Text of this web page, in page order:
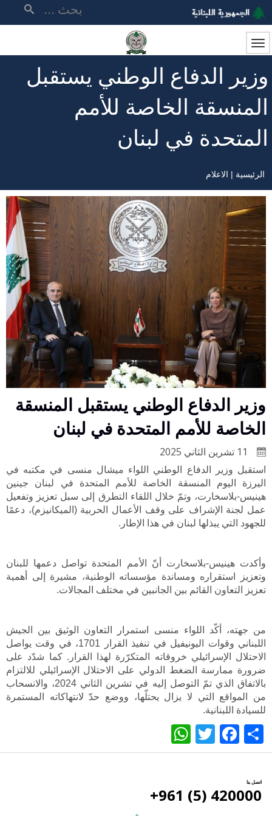
تجاوز
إلى
المحتوى
الرئيسي
وزير الدفاع الوطني يستقبل
المنسقة الخاصة للأمم
المتحدة في لبنان
مسار
التنقل
الرئيسية الاعلام
وزير الدفاع الوطني يستقبل المنسقة
الخاصة للأمم المتحدة في لبنان
استقبل وزير الدفاع الوطني اللواء ميشال منسى في مكتبه في
اليرزة اليوم المنسقة الخاصة للأمم المتحدة في لبنان جينين
هينيس-بلاسخارت، وتمّ خلال اللقاء التطرق إلى سبل تعزيز وتفعيل
عمل لجنة الإشراف على وقف الأعمال الحربية (الميكانيزم)، دعمًا
للجهود التي يبذلها لبنان في هذا الإطار.
وأكدت هينيس-بلاسخارت أنّ الأمم المتحدة تواصل دعمها للبنان
وتعزيز استقراره ومساندة مؤسساته الوطنية، مشيرة إلى أهمية
تعزيز التعاون القائم بين الجانبين في مختلف المجالات.
من جهته، أكّد اللواء منسى استمرار التعاون الوثيق بين الجيش
اللبناني وقوات اليونيفيل في تنفيذ القرار 1701، في وقت يواصل
الاحتلال الإسرائيلي خروقاته المتكرّرة لهذا القرار. كما شدّد على
ضرورة ممارسة الضغط الدولي على الاحتلال الإسرائيلي للالتزام
بالاتفاق الذي تمّ التوصل إليه في تشرين الثاني 2024، والانسحاب
من المواقع التي لا يزال يحتلّها، ووضع حدّ لانتهاكاته المستمرة
للسيادة اللبنانية.
Share
Facebook
Twitter
اتصل بنا
420000 (5) 961+